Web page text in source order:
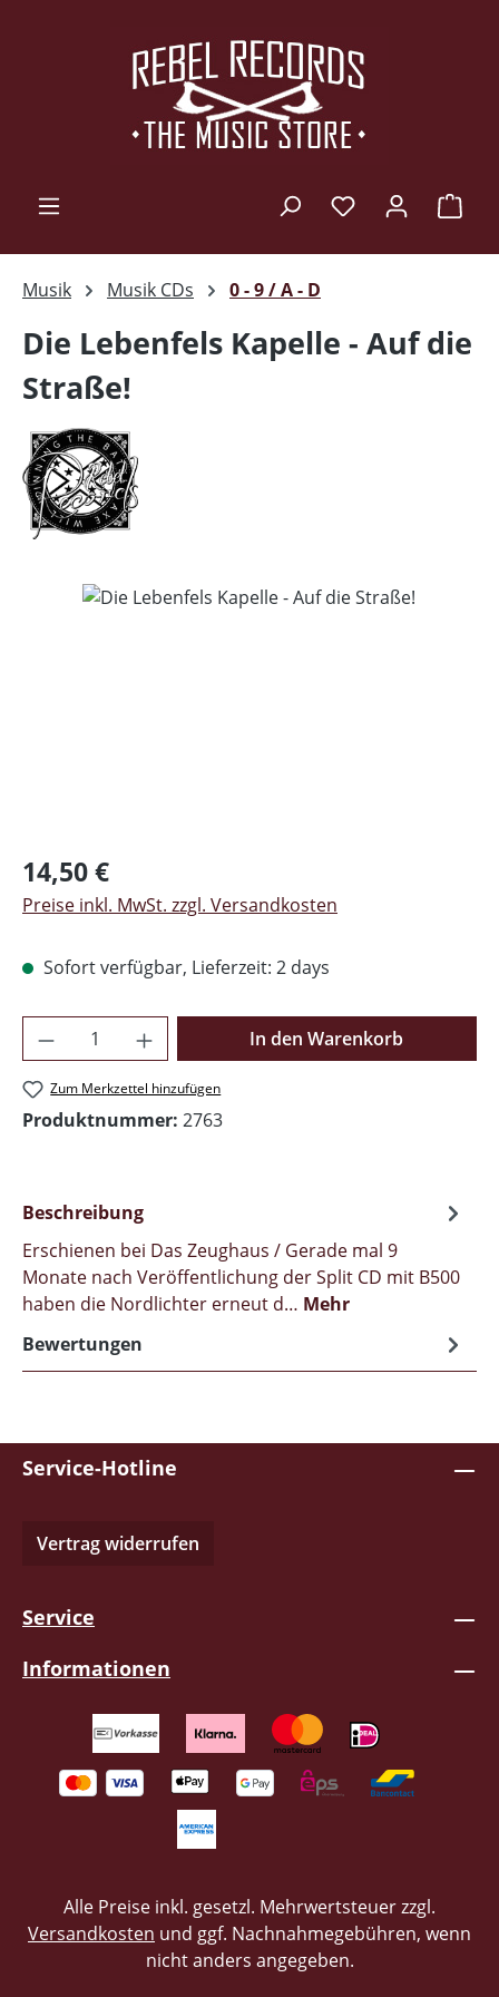
Musik Musik CDs 0 - 9 / A - D
Die Lebenfels Kapelle - Auf die
Straße!
Regulärer Preis:
14,50 €
Preise inkl. MwSt. zzgl. Versandkosten
Sofort verfügbar, Lieferzeit: 2 days
Produkt Anzahl: Gib den gewünschten
In den Warenkorb
Zum Merkzettel hinzufügen
Produktnummer: 2763
Beschreibung
Erschienen bei Das Zeughaus / Gerade mal 9
Monate nach Veröffentlichung der Split CD mit B500
haben die Nordlichter erneut d… Mehr
Bewertungen
Service-Hotline
Vertrag widerrufen
Service
Informationen
Alle Preise inkl. gesetzl. Mehrwertsteuer zzgl.
Versandkosten und ggf. Nachnahmegebühren, wenn
nicht anders angegeben.